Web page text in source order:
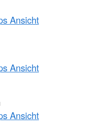
Ansicht
Ansicht
Ansicht